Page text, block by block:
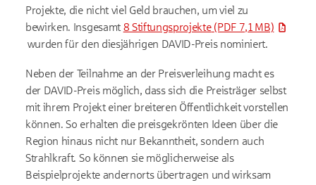
Projekte, die nicht viel Geld brauchen, um viel zu
bewirken. Insgesamt 8 Stiftungsprojekte (PDF 7,1 MB)
wurden für den diesjährigen DAVID-Preis nominiert.
Neben der Teilnahme an der Preisverleihung macht es
der DAVID-Preis möglich, dass sich die Preisträger selbst
mit ihrem Projekt einer breiteren Öffentlichkeit vorstellen
können. So erhalten die preisgekrönten Ideen über die
Region hinaus nicht nur Bekanntheit, sondern auch
Strahlkraft. So können sie möglicherweise als
Beispielprojekte andernorts übertragen und wirksam